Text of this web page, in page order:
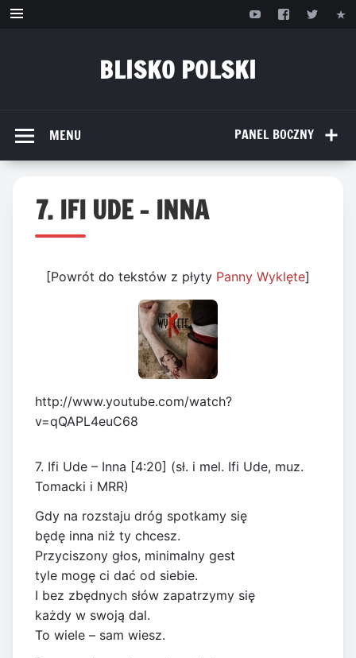
Przejdź
BLISKO POLSKI
PANEL BOCZNY
MENU
7. IFI UDE – INNA
[Powrót do tekstów z płyty Panny Wyklęte]
http://www.youtube.com/watch?
v=qQAPL4euC68
7. Ifi Ude – Inna [4:20] (sł. i mel. Ifi Ude, muz.
Tomacki i MRR)
Gdy na rozstaju dróg spotkamy się
będę inna niż ty chcesz.
Przyciszony głos, minimalny gest
tyle mogę ci dać od siebie.
I bez zbędnych słów zapatrzymy się
każdy w swoją dal.
To wiele – sam wiesz.